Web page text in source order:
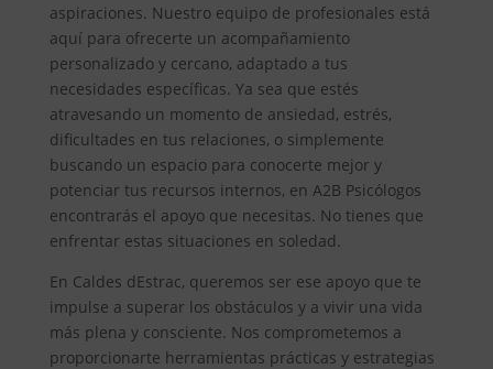
aspiraciones. Nuestro equipo de profesionales está
aquí para ofrecerte un acompañamiento
personalizado y cercano, adaptado a tus
necesidades específicas. Ya sea que estés
atravesando un momento de ansiedad, estrés,
dificultades en tus relaciones, o simplemente
buscando un espacio para conocerte mejor y
potenciar tus recursos internos, en A2B Psicólogos
encontrarás el apoyo que necesitas. No tienes que
enfrentar estas situaciones en soledad.
En Caldes dEstrac, queremos ser ese apoyo que te
impulse a superar los obstáculos y a vivir una vida
más plena y consciente. Nos comprometemos a
proporcionarte herramientas prácticas y estrategias